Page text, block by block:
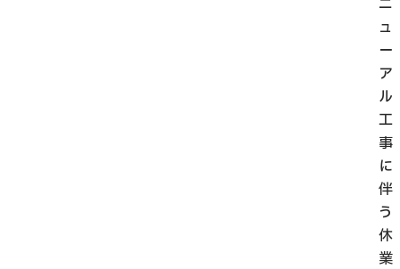
ニ
ュ
ー
ア
ル
工
事
に
伴
う
休
業